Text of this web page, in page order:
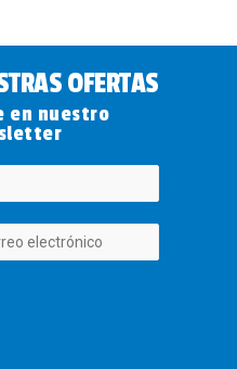
OFERTAS
en nuestro